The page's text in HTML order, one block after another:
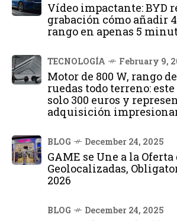
Vídeo impactante: BYD
grabación cómo añadir
rango en apenas 5
TECNOLOGÍA February 9,
Motor de 800 W, rango
ruedas todo terreno:
solo 300 euros y
adquisición
BLOG December 24, 2025
GAME se Une a la
Geolocalizadas,
2026
BLOG December 24, 2025